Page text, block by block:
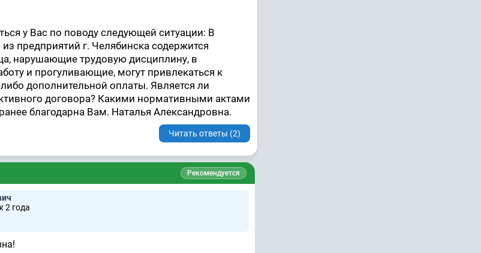
у Вас по поводу следующей ситуации: В
предприятий г. Челябинска содержится
нарушающие трудовую дисциплину, в
и прогуливающие, могут привлекаться к
дополнительной оплаты. Является ли
договора? Какими нормативными актами
благодарна Вам. Наталья Александровна.
Читать ответы (2)
Рекомендуется
2 годa